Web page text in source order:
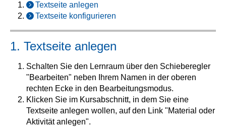
Textseite anlegen
Textseite konfigurieren
1. Textseite anlegen
Schalten Sie den Lernraum über den Schieberegler
"Bearbeiten" neben Ihrem Namen in der oberen
rechten Ecke in den Bearbeitungsmodus.
Klicken Sie im Kursabschnitt, in dem Sie eine
Textseite anlegen wollen, auf den Link "Material oder
Aktivität anlegen".